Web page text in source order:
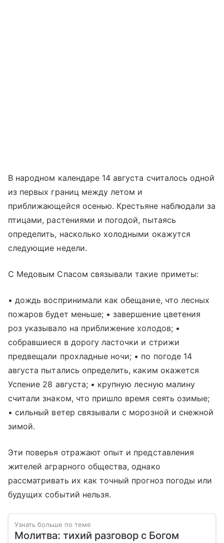
В народном календаре 14 августа считалось одной
из первых границ между летом и
приближающейся осенью. Крестьяне наблюдали за
птицами, растениями и погодой, пытаясь
определить, насколько холодными окажутся
следующие недели.
С Медовым Спасом связывали такие приметы:
• дождь воспринимали как обещание, что лесных
пожаров будет меньше; • завершение цветения
роз указывало на приближение холодов; •
собравшиеся в дорогу ласточки и стрижи
предвещали прохладные ночи; • по погоде 14
августа пытались определить, каким окажется
Успение 28 августа; • крупную лесную малину
считали знаком, что пришло время сеять озимые;
• сильный ветер связывали с морозной и снежной
зимой.
Эти поверья отражают опыт и представления
жителей аграрного общества, однако
рассматривать их как точный прогноз погоды или
будущих событий нельзя.
Узнать больше по теме
Молитва: тихий разговор с Богом